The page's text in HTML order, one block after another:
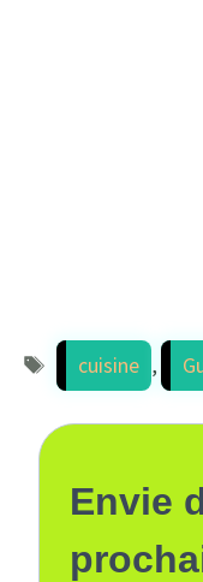
Étiquettes
cuisine ,
Envie